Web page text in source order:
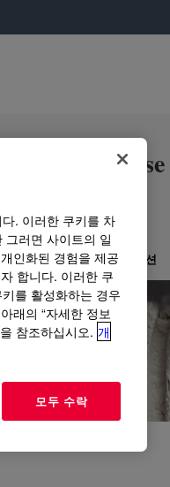
Cellulose
구매 옵션
. 이러한 쿠키를 차
러면 사이트의 일
인화된 경험을 제공
합니다. 이러한 쿠
를 활성화하는 경우
래의 “자세한 정보
참조하십시오. 개
모두 수락